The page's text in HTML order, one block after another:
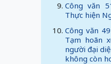
Công văn
Thực hiện
Công văn
Tạm hoãn
người đại
không còn